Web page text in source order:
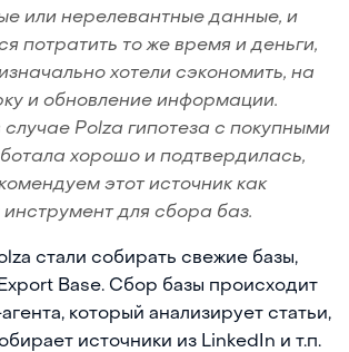
или нерелевантные данные, и
потратить то же время и деньги,
хотели сэкономить, на
и обновление информации.
случае Polza гипотеза с покупными
хорошо и подтвердилась,
этот источник как
для сбора баз.
стали собирать свежие базы,
Base. Сбор базы происходит
который анализирует статьи,
источники из LinkedIn и т.п.